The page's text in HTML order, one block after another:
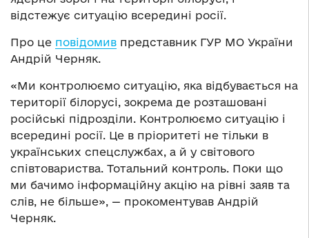
відстежує ситуацію всередині росії.
Про це повідомив представник ГУР МО України
Андрій Черняк.
«Ми контролюємо ситуацію, яка відбувається на
території білорусі, зокрема де розташовані
російські підрозділи. Контролюємо ситуацію і
всередині росії. Це в пріоритеті не тільки в
українських спецслужбах, а й у світового
співтовариства. Тотальний контроль. Поки що
ми бачимо інформаційну акцію на рівні заяв та
слів, не більше», — прокоментував Андрій
Черняк.